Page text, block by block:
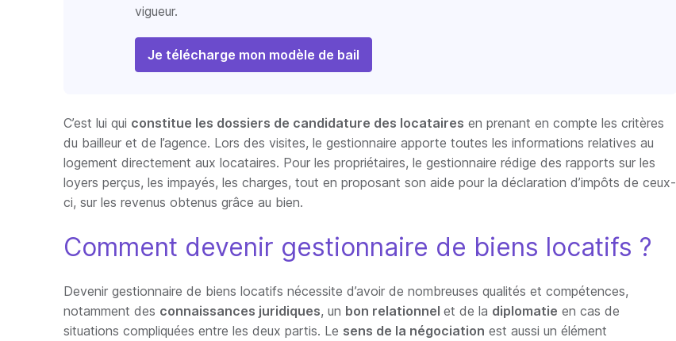
vigueur.
Je télécharge mon modèle de bail
C’est lui qui constitue les dossiers de candidature des locataires en prenant en compte les critères
du bailleur et de l’agence. Lors des visites, le gestionnaire apporte toutes les informations relatives au
logement directement aux locataires. Pour les propriétaires, le gestionnaire rédige des rapports sur les
loyers perçus, les impayés, les charges, tout en proposant son aide pour la déclaration d’impôts de ceux-
ci, sur les revenus obtenus grâce au bien.
Comment devenir gestionnaire de biens locatifs ?
Devenir gestionnaire de biens locatifs nécessite d’avoir de nombreuses qualités et compétences,
notamment des connaissances juridiques, un bon relationnel et de la diplomatie en cas de
situations compliquées entre les deux partis. Le sens de la négociation est aussi un élément